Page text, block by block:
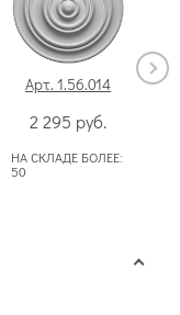
Арт. 1.56.014
2 295 руб.
НА СКЛАДЕ БОЛЕЕ:
50